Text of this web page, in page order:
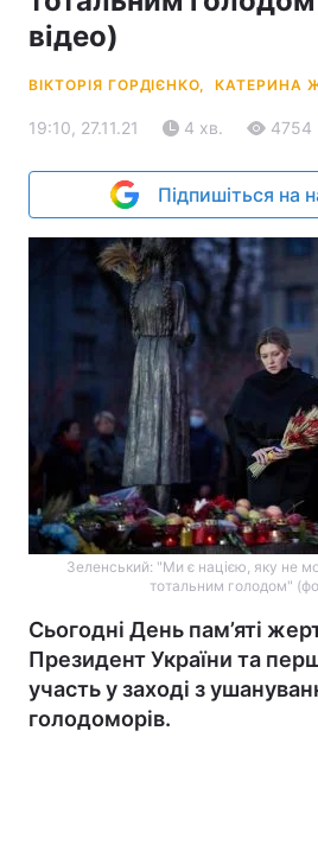
відео)
ВІКТОРІЯ ГОРДІЄНКО, КАТЕРИНА
19:10, 27.11.21 4 хв. 4754
Підпишіться на
Зеленський: "Ми є нацією, яку не
тотальним голодом"
Сьогодні День пам’яті
Президент України та
участь у заході з
голодоморів.